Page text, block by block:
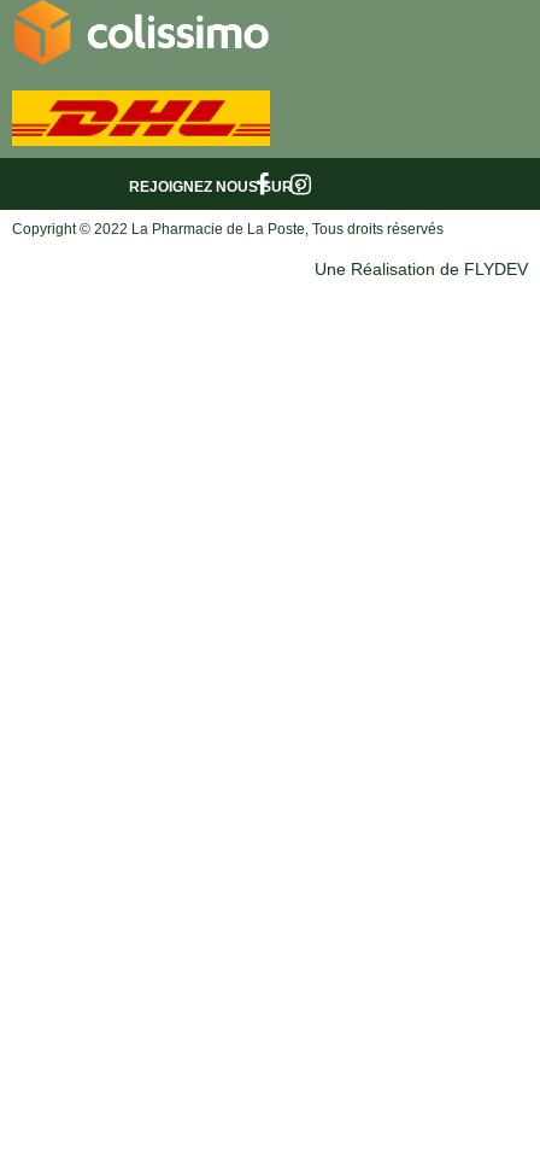
SUR :
REJOIGNEZ NOUS
Copyright © 2022 La Pharmacie de La Poste, Tous droits réservés
Une Réalisation de FLYDEV